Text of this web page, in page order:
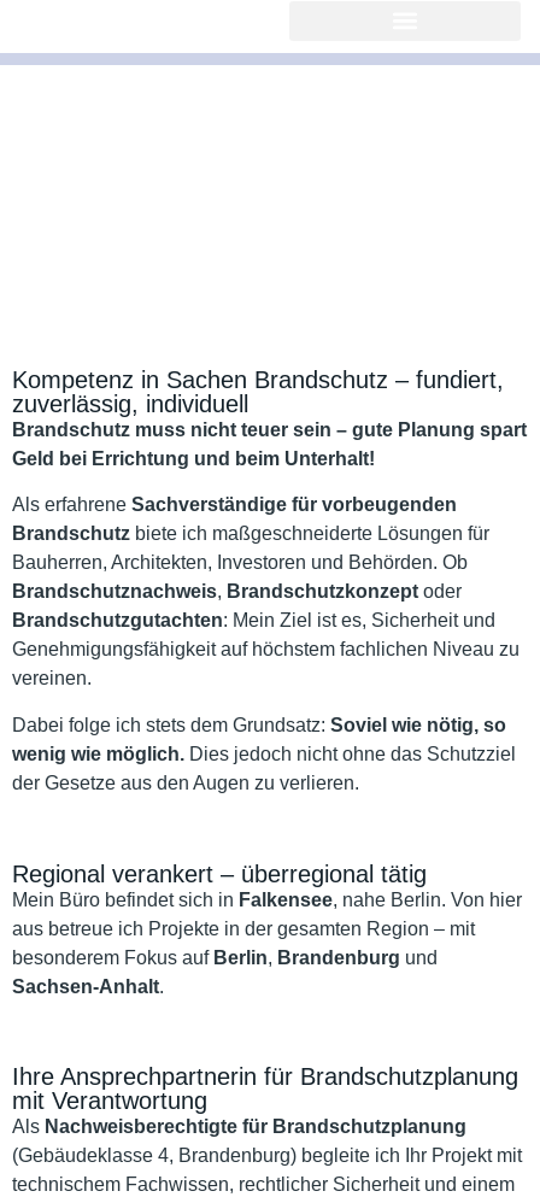
Kompetenz in Sachen Brandschutz – fundiert,
zuverlässig, individuell
Brandschutz muss nicht teuer sein – gute Planung spart
Geld bei Errichtung und beim Unterhalt!
Als erfahrene Sachverständige für vorbeugenden
Brandschutz biete ich maßgeschneiderte Lösungen für
Bauherren, Architekten, Investoren und Behörden. Ob
Brandschutznachweis, Brandschutzkonzept oder
Brandschutzgutachten: Mein Ziel ist es, Sicherheit und
Genehmigungsfähigkeit auf höchstem fachlichen Niveau zu
vereinen.
Dabei folge ich stets dem Grundsatz: Soviel wie nötig, so
wenig wie möglich. Dies jedoch nicht ohne das Schutzziel
der Gesetze aus den Augen zu verlieren.
Regional verankert – überregional tätig
Mein Büro befindet sich in Falkensee, nahe Berlin. Von hier
aus betreue ich Projekte in der gesamten Region – mit
besonderem Fokus auf Berlin, Brandenburg und
Sachsen-Anhalt.
Ihre Ansprechpartnerin für Brandschutzplanung
mit Verantwortung
Als Nachweisberechtigte für Brandschutzplanung
(Gebäudeklasse 4, Brandenburg) begleite ich Ihr Projekt mit
technischem Fachwissen, rechtlicher Sicherheit und einem